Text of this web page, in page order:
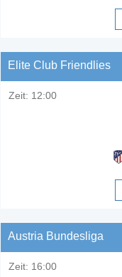
Elite Club Friendlies
Zeit: 12:00
Austria Bundesliga
Zeit: 16:00